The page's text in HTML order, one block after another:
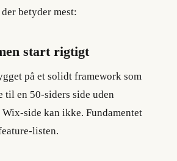
betyder mest:
start rigtigt
på et solidt framework som
til en 50-siders side uden
side kan ikke. Fundamentet
listen.